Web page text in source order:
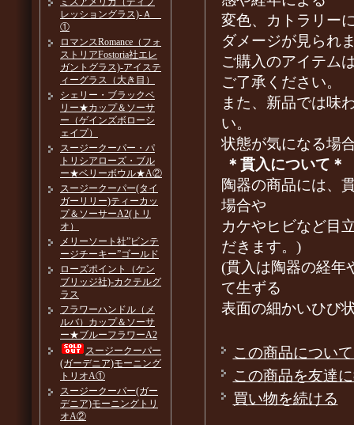
変色、カトラリー
ダメージが見られ
ご購入のアイテム
ご了承ください。
また、新品では味
い。
状態が気になる場
＊貫入について＊
陶器の商品には、
場合や
カケやヒビなど目
だきます。)
(貫入は陶器の経年
て生ずる
表面の細かいひび
この商品につい
この商品を友達
買い物を続ける
レッショングラス)-Ａ
①
ロマンスRomance（フォ
ストリアFostoria社エレ
ガントグラス)-アイステ
ィーグラス（大き目）
シェリー・ブラックベ
リー★カップ＆ソーサ
ー（ゲインズボローシ
ェイプ）
スージークーパー・パ
トリシアローズ・ブル
ー★ベリーボウル★A②
スージークーパー(タイ
ガーリリー)ティーカッ
プ＆ソーサーA2(トリ
オ）
メリーソート社”ビンテ
ージチーキー”ゴールド
ローズポイント（ケン
ブリッジ社)-カクテルグ
ラス
フラワーハンドル（メ
ルバ）カップ＆ソーサ
ー★ブルーフラワーA2
スージークーパー
(ガーデニア)モーニング
トリオA①
スージークーパー(ガー
デニア)モーニングトリ
オA②